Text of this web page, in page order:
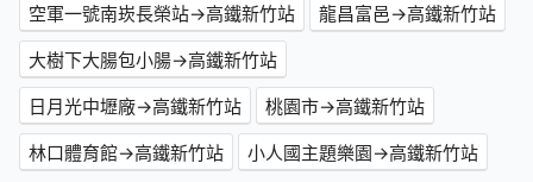
空軍一號南崁長榮站→高鐵新竹站
龍昌富邑→高鐵新竹站
大樹下大腸包小腸→高鐵新竹站
日月光中壢廠→高鐵新竹站
桃園市→高鐵新竹站
林口體育館→高鐵新竹站
小人國主題樂園→高鐵新竹站